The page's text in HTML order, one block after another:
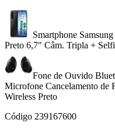
Smartphone
Preto 6,7" Câm. Tripla +
Fone de Ouvido
Microfone Cancelamento de
Wireless Preto
Código 239167600